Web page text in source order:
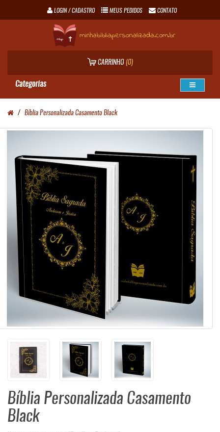
LOGIN / CADASTRO MEUS PEDIDOS CONTATO
minhabibliapersonalizada.com.br
CARRINHO (0)
Categorias
Bíblia Personalizada Casamento Black
Bíblia Personalizada Casamento
Black